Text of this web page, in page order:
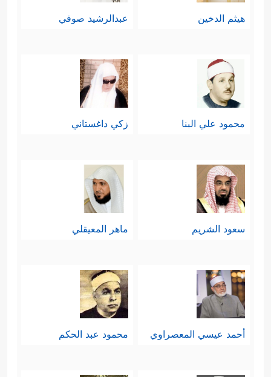
هيثم الدخين عبدالرشيد صوفي
محمود علي البنا زكي داغستاني
سعود الشريم ماهر المعيقلي
أحمد عيسي المعصراوي محمود عبد الحكم